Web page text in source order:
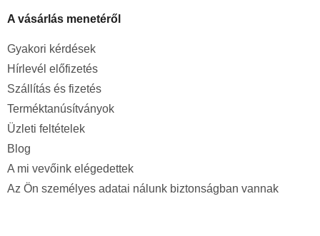
A vásárlás menetéről
Gyakori kérdések
Hírlevél előfizetés
Szállítás és fizetés
Terméktanúsítványok
Üzleti feltételek
Blog
A mi vevőink elégedettek
Az Ön személyes adatai nálunk biztonságban vannak